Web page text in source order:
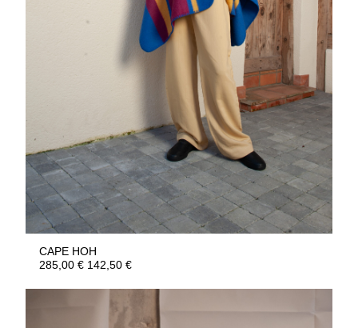
CAPE HOH
285,00€ 142,50€